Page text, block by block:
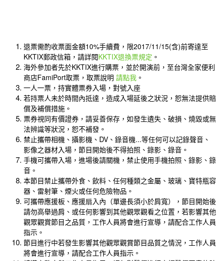
退票需酌收票面金額10%手續費，限2017/11/15(含)前寄達至
KKTIX郵政信箱，請詳閱KKTIX退換票規定 。
海外參加者先於KKTIX進行購票，並於開演前，至台灣全家便利
商店FamiPort取票，取票說明 請點我 。
一人一票，持實體票券入場，對號入座
若持票人未於時間內抵達，造成入場延後之狀況，恕無法提供賠
償及補償措施。
票券視同有價證券，請妥善保存，如發生遺失、破損、燒毀或無
法辨識等狀況，恕不補發。
禁止攜帶相機、攝影機、DV、錄音機...等任何可以記錄聲音、
影像之器材入場，節目開始後不得拍照、錄影、錄音。
手機可攜帶入場，進場後請關機，禁止使用手機拍照、錄影、錄
音。
本節目禁止攜帶外食、飲料、任何種類之金屬、玻璃、寶特瓶容
器、雷射筆、煙火或任何危險物品。
可攜帶應援板、應援扇入內（單邊長須小於肩寬），節目開始後
請勿高舉過肩、或任何影響到其他觀眾觀看之位置，若影響其他
觀眾觀賞節目之品質，工作人員將會進行宣導，請配合工作人員
指示。
節目進行中若發生影響其他觀眾觀賞節目品質之情況，工作人員
將會進行宣導，請配合工作人員指示。